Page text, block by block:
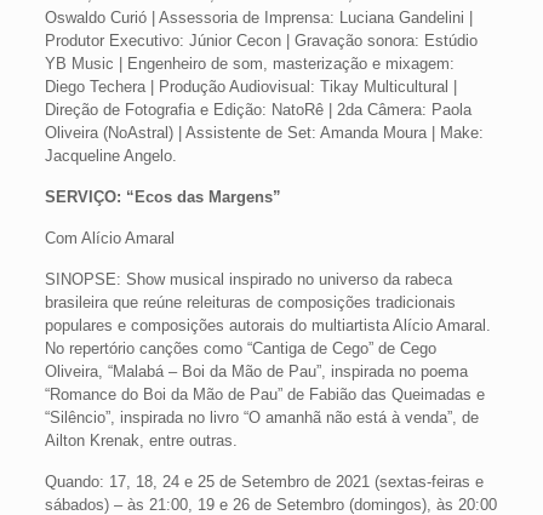
Oswaldo Curió | Assessoria de Imprensa: Luciana Gandelini |
Produtor Executivo: Júnior Cecon | Gravação sonora: Estúdio
YB Music | Engenheiro de som, masterização e mixagem:
Diego Techera | Produção Audiovisual: Tikay Multicultural |
Direção de Fotografia e Edição: NatoRê | 2da Câmera: Paola
Oliveira (NoAstral) | Assistente de Set: Amanda Moura | Make:
Jacqueline Angelo.
SERVIÇO: “Ecos das Margens”
Com Alício Amaral
SINOPSE: Show musical inspirado no universo da rabeca
brasileira que reúne releituras de composições tradicionais
populares e composições autorais do multiartista Alício Amaral.
No repertório canções como “Cantiga de Cego” de Cego
Oliveira, “Malabá – Boi da Mão de Pau”, inspirada no poema
“Romance do Boi da Mão de Pau” de Fabião das Queimadas e
“Silêncio”, inspirada no livro “O amanhã não está à venda”, de
Ailton Krenak, entre outras.
Quando: 17, 18, 24 e 25 de Setembro de 2021 (sextas-feiras e
sábados) – às 21:00, 19 e 26 de Setembro (domingos), às 20:00